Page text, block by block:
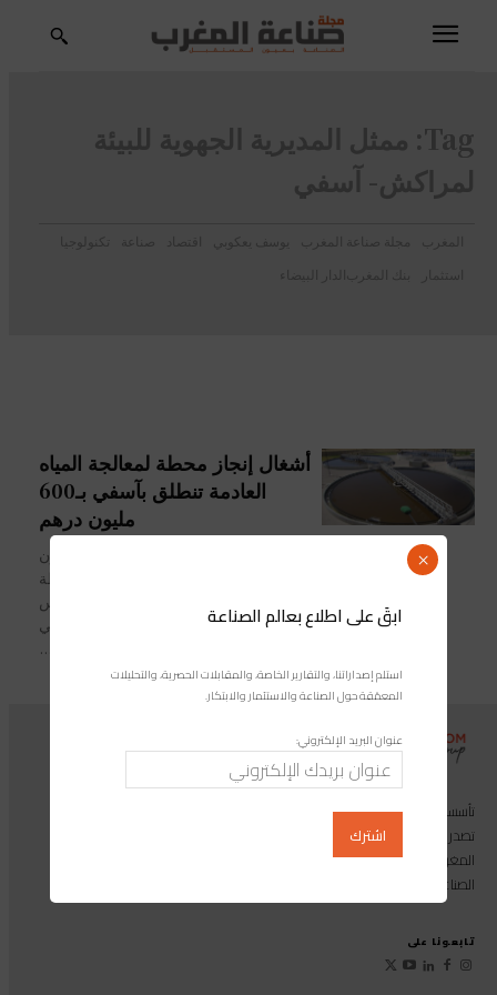
Tag: ممثل المديرية الجهوية للبيئة
لمراكش- آسفي
المغرب مجلة صناعة المغرب يوسف يعكوبي اقتصاد صناعة
تكنولوجيا
استثمار
بنك المغرب الدار البيضاء
أشغال إنجاز محطة لمعالجة المياه
العادمة تنطلق بآسفي بـ600
مليون درهم
بغلافٍ مالي يفوق 600 مليون
درهم؛ أعطِيَت انطلاقة أشغال إنجاز محطة
لمعالجة المياه العادمة بآسفي، يوم أمس
الأربعاء 09 دجنبر 2021. هذه المحطة، التي
تأتي في...
تصدر المجلة الرائدة المخصصة للصناعة والاستثمار والابتكار: مجلة «صناعة
المغرب»، بالإضافة إلى أول منصة رقمية موجهة لخدمة المهنيين في القطاع
الصناعي.
تابعونا على
ابقَ على اطلاع بعالم الصناعة
استلم إصداراتنا، والتقارير الخاصة، والمقابلات الحصرية، والتحليلات
المعمّقة حول الصناعة والاستثمار والابتكار.
عنوان البريد الإلكتروني:
×